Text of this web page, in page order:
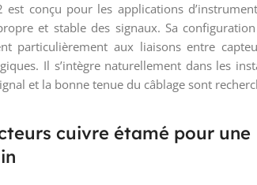
conçu pour les applications
et stable des signaux. Sa
particulièrement aux liaisons entre
Il s’intègre naturellement dans les
et la bonne tenue du câblage sont
cuivre étamé pour une